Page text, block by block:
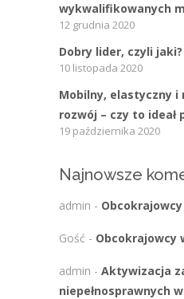
wykwalifikowanych
12 grudnia 2020
Dobry lider, czyli jaki?
10 listopada 2020
Mobilny, elastyczny i
rozwój – czy to ideał
19 października 2020
Najnowsze
admin -
Gość - Obcokrajowcy
admin - Aktywizacja
niepełnosprawnych